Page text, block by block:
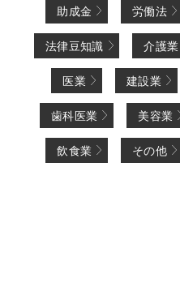
助成金 労働法
法律豆知識 介護業
医業 建設業
歯科医業 美容業
飲食業 その他